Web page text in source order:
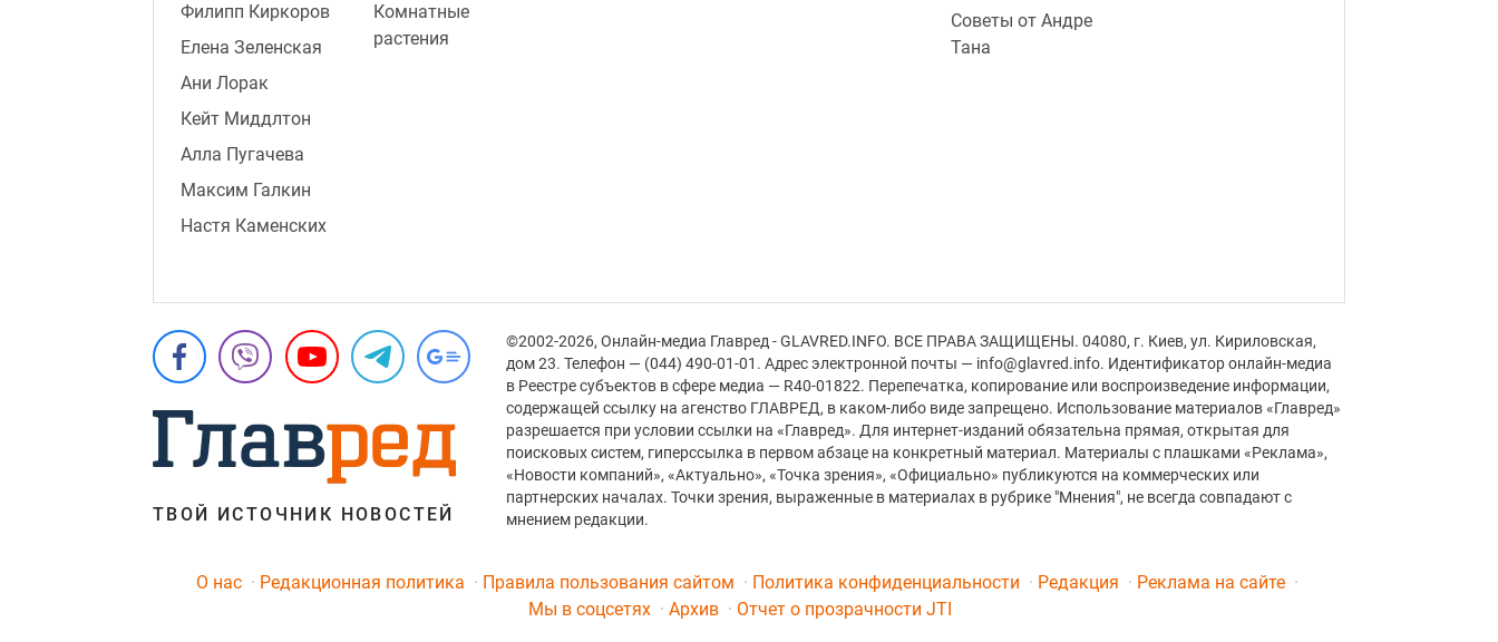
Филипп Киркоров
Елена Зеленская
Ани Лорак
Кейт Миддлтон
Алла Пугачева
Максим Галкин
Настя Каменских
Комнатные
растения
Советы от Андре
Тана
ТВОЙ ИСТОЧНИК НОВОСТЕЙ
©2002-2026, Онлайн-медиа Главред - GLAVRED.INFO. ВСЕ ПРАВА ЗАЩИЩЕНЫ. 04080, г. Киев, ул. Кириловская,
дом 23. Телефон — (044) 490-01-01. Адрес электронной почты — info@glavred.info. Идентификатор онлайн-медиа
в Реестре cубъектов в сфере медиа — R40-01822. Перепечатка, копирование или воспроизведение информации,
содержащей ссылку на агенство ГЛАВРЕД, в каком-либо виде запрещено. Использование материалов «Главред»
разрешается при условии ссылки на «Главред». Для интернет-изданий обязательна прямая, открытая для
поисковых систем, гиперссылка в первом абзаце на конкретный материал. Материалы с плашками «Реклама»,
«Новости компаний», «Актуально», «Точка зрения», «Официально» публикуются на коммерческих или
партнерских началах. Точки зрения, выраженные в материалах в рубрике "Мнения", не всегда совпадают с
мнением редакции.
O нас Редакционная политика Правила пользования сайтом Политика конфиденциальности Редакция
Реклама на сайте
Мы в соцсетях
Архив Отчет о прозрачности JTI